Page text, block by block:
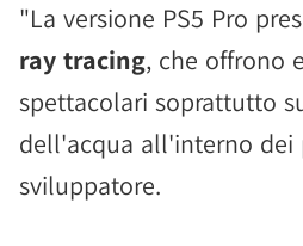
"La versione PS5 Pro
ray tracing, che offrono
spettacolari soprattutto
dell'acqua all'interno dei
sviluppatore.